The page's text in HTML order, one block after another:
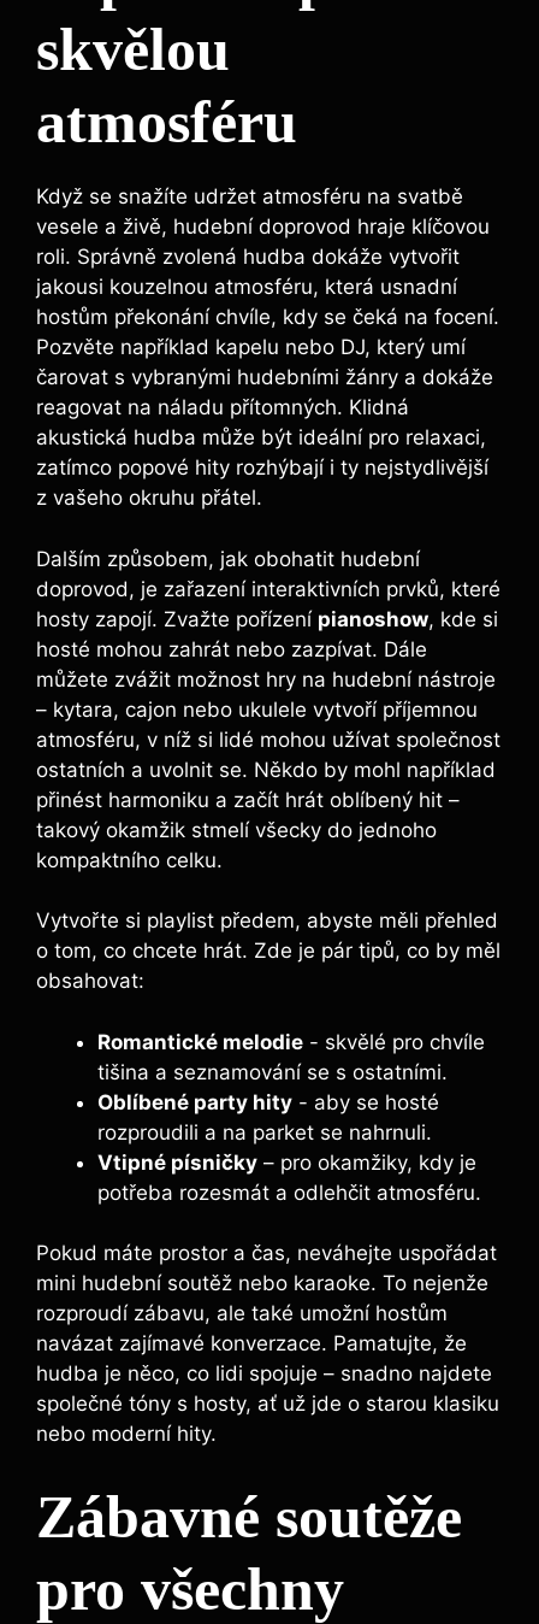
skvělou
atmosféru
Když se snažíte ‌udržet atmosféru na svatbě
vesele a živě, hudební doprovod hraje klíčovou
roli. Správně zvolená hudba dokáže vytvořit
jakousi kouzelnou atmosféru, která usnadní
hostům překonání chvíle, kdy se čeká na focení.
Pozvěte například kapelu nebo DJ, který umí
čarovat‍ s vybranými hudebními žánry a dokáže
reagovat na náladu přítomných. Klidná
akustická hudba může být ideální pro relaxaci,
zatímco popové hity rozhýbají i ty nejstydlivější
z vašeho okruhu přátel.
Dalším způsobem, jak obohatit hudební
doprovod, je zařazení interaktivních prvků,‍ které
hosty⁤ zapojí. Zvažte pořízení pianoshow, kde si
hosté mohou zahrát nebo zazpívat. Dále
můžete zvážit možnost hry na hudební ⁢nástroje⁢
– ⁣kytara, cajon nebo ukulele vytvoří příjemnou
atmosféru, v níž si lidé mohou užívat společnost
ostatních a uvolnit se. Někdo ⁣by mohl například
přinést harmoniku a začít hrát oblíbený​ hit –
takový okamžik stmelí všecky do jednoho
kompaktního celku.
Vytvořte si playlist předem, abyste​ měli přehled‍
o tom, co chcete hrát.‍ Zde je pár tipů, co⁣ by měl
obsahovat:
Romantické ​melodie ⁤- skvělé ​pro chvíle
tišina a⁤ seznamování se s ostatními.
Oblíbené party hity ‌- aby se hosté
rozproudili a na parket se nahrnuli.
Vtipné písničky – pro okamžiky, kdy je
potřeba rozesmát a odlehčit atmosféru.
Pokud⁣ máte prostor a čas,‌ neváhejte​ uspořádat
mini hudební soutěž nebo karaoke. To nejenže
rozproudí zábavu,⁣ ale také umožní hostům
navázat zajímavé⁢ konverzace. Pamatujte, že
hudba je něco, co lidi spojuje – snadno⁣ najdete
společné‍ tóny s⁢ hosty, ať už jde o starou klasiku
nebo moderní hity.
Zábavné soutěže
⁤pro všechny